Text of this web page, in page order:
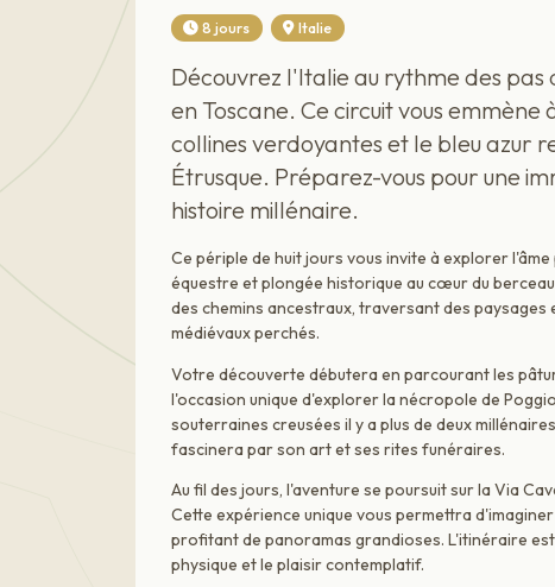
8 jours Italie
Découvrez l'Italie au rythme des
en Toscane. Ce circuit vous
collines verdoyantes et le bleu azur
Étrusque. Préparez-vous pour une
histoire millénaire.
Ce périple de huit jours vous invite à explorer
équestre et plongée historique au cœur du
des chemins ancestraux, traversant des
médiévaux perchés.
Votre découverte débutera en parcourant les
l'occasion unique d'explorer la nécropole de
souterraines creusées il y a plus de deux
fascinera par son art et ses rites funéraires.
Au fil des jours, l'aventure se poursuit sur la Via
Cette expérience unique vous permettra
profitant de panoramas grandioses. L'itinéraire
physique et le plaisir contemplatif.